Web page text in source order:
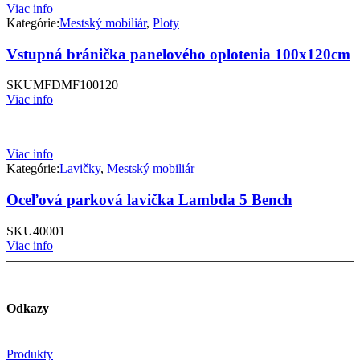
Viac info
Kategórie:Mestský mobiliár, Ploty
Vstupná bránička panelového oplotenia 100x120cm
SKUMFDMF100120
Viac info
Viac info
Kategórie:Lavičky, Mestský mobiliár
Oceľová parková lavička Lambda 5 Bench
SKU40001
Viac info
Odkazy
Produkty